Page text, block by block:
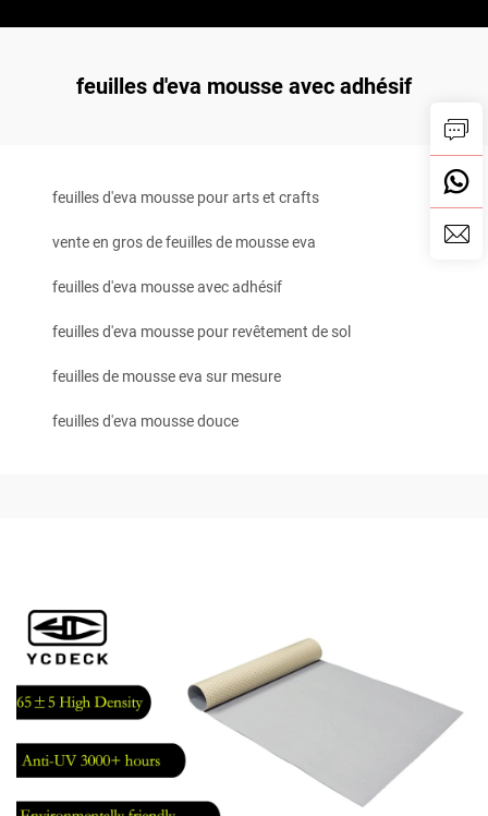
feuilles d'eva mousse avec adhésif
feuilles d'eva mousse pour arts et crafts
vente en gros de feuilles de mousse eva
feuilles d'eva mousse avec adhésif
feuilles d'eva mousse pour revêtement de sol
feuilles de mousse eva sur mesure
feuilles d'eva mousse douce